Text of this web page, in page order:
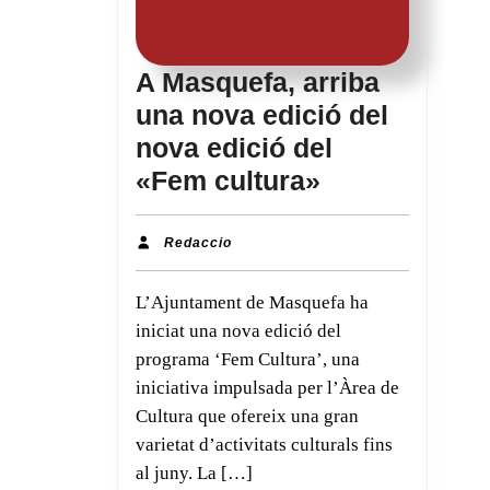
A Masquefa, arriba
una nova edició del
nova edició del
«Fem cultura»
Masquefa,
una
nova
edició
del
nova
edició
Redaccio
L’Ajuntament de Masquefa ha
iniciat una nova edició del
programa ‘Fem Cultura’, una
iniciativa impulsada per l’Àrea de
Cultura que ofereix una gran
varietat d’activitats culturals fins
al juny. La […]